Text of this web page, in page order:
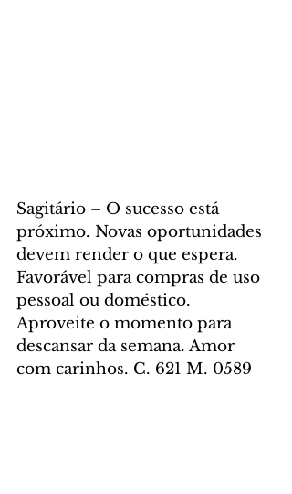
Sagitário – O sucesso está
próximo. Novas oportunidades
devem render o que espera.
Favorável para compras de uso
pessoal ou doméstico.
Aproveite o momento para
descansar da semana. Amor
com carinhos. C. 621 M. 0589